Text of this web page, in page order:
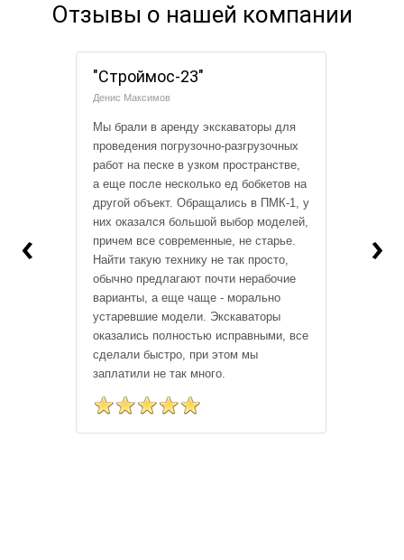
Отзывы о нашей компании
"Строймос-23"
Денис Максимов
Мы брали в аренду экскаваторы для
проведения погрузочно-разгрузочных
работ на песке в узком пространстве,
а еще после несколько ед бобкетов на
другой объект. Обращались в ПМК-1, у
них оказался большой выбор моделей,
причем все современные, не старье.
Найти такую технику не так просто,
обычно предлагают почти нерабочие
варианты, а еще чаще - морально
устаревшие модели. Экскаваторы
оказались полностью исправными, все
сделали быстро, при этом мы
заплатили не так много.
‹ ›